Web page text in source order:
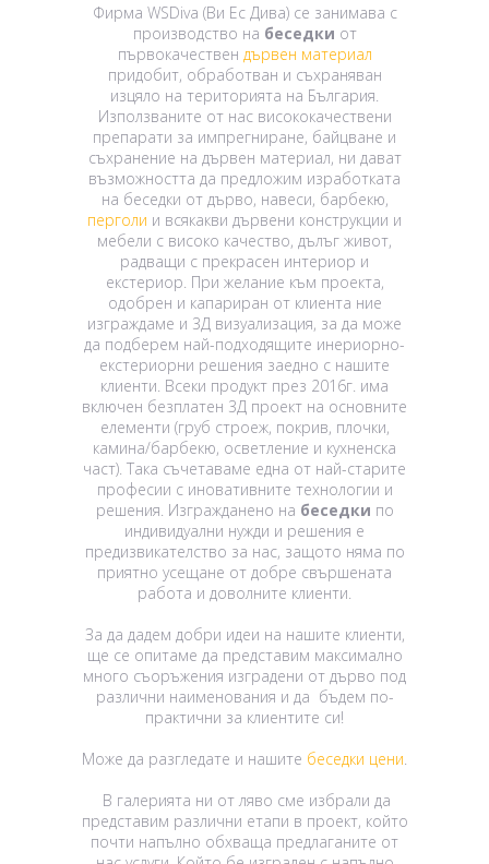
Фирма WSDiva (Ви Ес Дива) се занимава с
производство на беседки от
първокачествен дървен материал
придобит, обработван и съхраняван
изцяло на територията на България.
Използваните от нас висококачествени
препарати за импрегниране, байцване и
съхранение на дървен материал, ни дават
възможността да предложим изработката
на беседки от дърво, навеси, барбекю,
перголи и всякакви дървени конструкции и
мебели с високо качество, дълъг живот,
радващи с прекрасен интериор и
екстериор. При желание към проекта,
одобрен и капариран от клиента ние
изграждаме и 3Д визуализация, за да може
да подберем най-подходящите инериорно-
екстериорни решения заедно с нашите
клиенти. Всеки продукт през 2016г. има
включен безплатен 3Д проект на основните
елементи (груб строеж, покрив, плочки,
камина/барбекю, осветление и кухненска
част). Така съчетаваме една от най-старите
професии с иновативните технологии и
решения. Изгражданено на беседки по
индивидуални нужди и решения е
предизвикателство за нас, защото няма по
приятно усещане от добре свършената
работа и доволните клиенти.
За да дадем добри идеи на нашите клиенти,
ще се опитаме да представим максимално
много съоръжения изградени от дърво под
различни наименования и да бъдем по-
практични за клиентите си!
Може да разгледате и нашите беседки цени
В галерията ни от ляво сме избрали да
представим различни етапи в проект, който
почти напълно обхваща предлаганите от